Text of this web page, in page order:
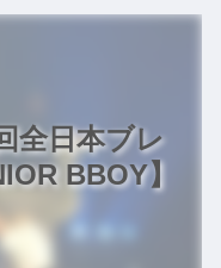
全日本ブレ
BBOY】